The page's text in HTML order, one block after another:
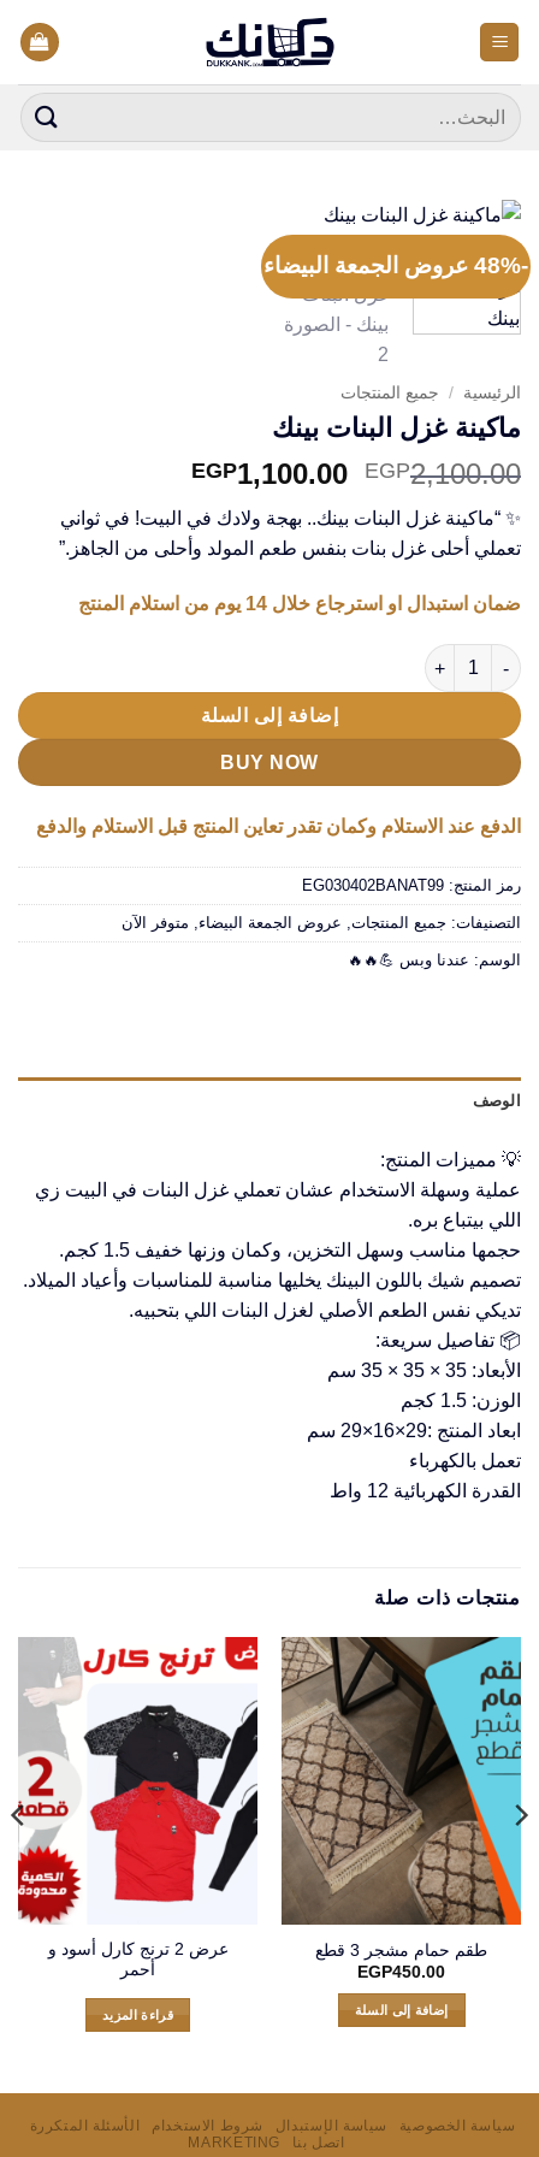
للمحتوى
البحث
عن:
-48% عروض الجمعة البيضاء
الرئيسية / جميع المنتجات
ماكينة غزل البنات بينك
EGP2,100.00
السعر
الأصلي
هو:
EGP2,100.00.
EGP1,100.00
الحالي
هو:
EGP1,100.00.
✨ “ماكينة غزل البنات بينك.. بهجة ولادك في البيت! في ثواني
تعملي أحلى غزل بنات بنفس طعم المولد وأحلى من الجاهز.”
ضمان استبدال او استرجاع خلال 14 يوم من استلام المنتج
كمية ماكينة غزل البنات بينك
إضافة إلى السلة
BUY NOW
الدفع عند الاستلام وكمان تقدر تعاين المنتج قبل الاستلام والدفع
رمز المنتج: EG030402BANAT99
التصنيفات: جميع المنتجات عروض الجمعة البيضاء متوفر الآن
الوسم: عندنا وبس 💪🔥🔥
الوصف
💡 مميزات المنتج:
عملية وسهلة الاستخدام عشان تعملي غزل البنات في البيت زي
اللي بيتباع بره.
حجمها مناسب وسهل التخزين، وكمان وزنها خفيف 1.5 كجم.
تصميم شيك باللون البينك يخليها مناسبة للمناسبات وأعياد الميلاد.
تديكي نفس الطعم الأصلي لغزل البنات اللي بتحبيه.
📦 تفاصيل سريعة:
الأبعاد: ‎35 × 35 × 35 سم
الوزن: ‎1.5 كجم
ابعاد المنتج :29×16×29 سم
تعمل بالكهرباء
القدرة الكهربائية 12 واط
منتجات ذات صلة
طقم حمام مشجر 3 قطع
EGP450.00
إضافة إلى السلة
عرض 2 ترنج كارل أسود و
أحمر
قراءة المزيد
سياسة الخصوصية سياسة الإستبدال شروط الاستخدام
الأسئلة المتكررة
اتصل بنا
MARKETING